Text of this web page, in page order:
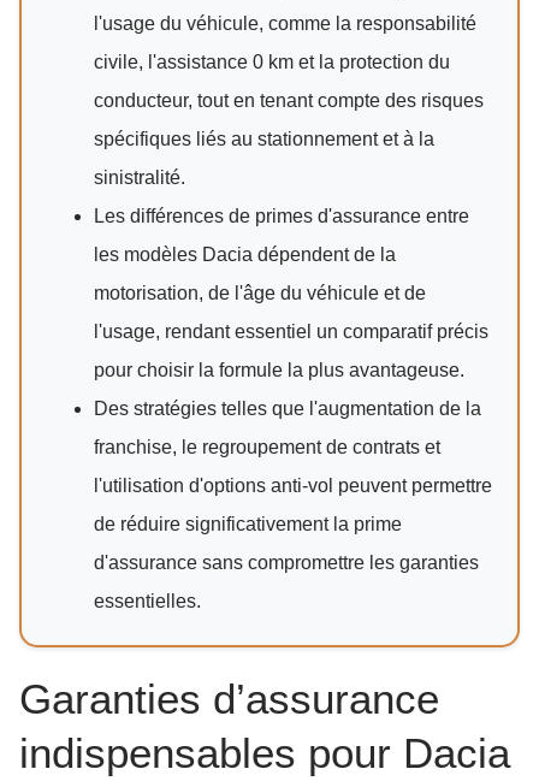
l'usage du véhicule, comme la responsabilité
civile, l'assistance 0 km et la protection du
conducteur, tout en tenant compte des risques
spécifiques liés au stationnement et à la
sinistralité.
Les différences de primes d'assurance entre
les modèles Dacia dépendent de la
motorisation, de l'âge du véhicule et de
l'usage, rendant essentiel un comparatif précis
pour choisir la formule la plus avantageuse.
Des stratégies telles que l'augmentation de la
franchise, le regroupement de contrats et
l'utilisation d'options anti-vol peuvent permettre
de réduire significativement la prime
d'assurance sans compromettre les garanties
essentielles.
Garanties d’assurance
indispensables pour Dacia